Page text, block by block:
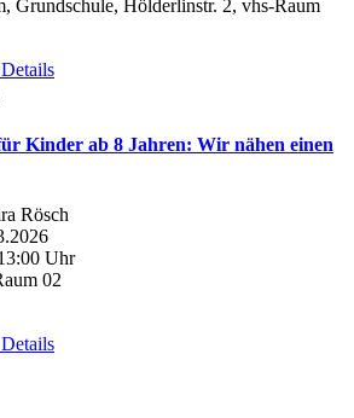
Grundschule, Hölderlinstr. 2, vhs-Raum
Kinder ab 8 Jahren: Wir nähen einen
Rösch
Uhr
02